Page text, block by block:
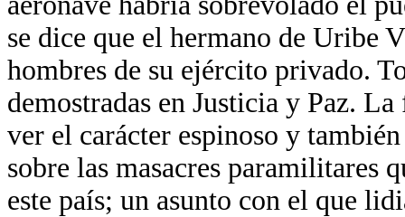
se dice que el hermano de
hombres de su ejército privado.
demostradas en Justicia y Paz.
ver el carácter espinoso y
sobre las masacres paramilitares
este país; un asunto con el que